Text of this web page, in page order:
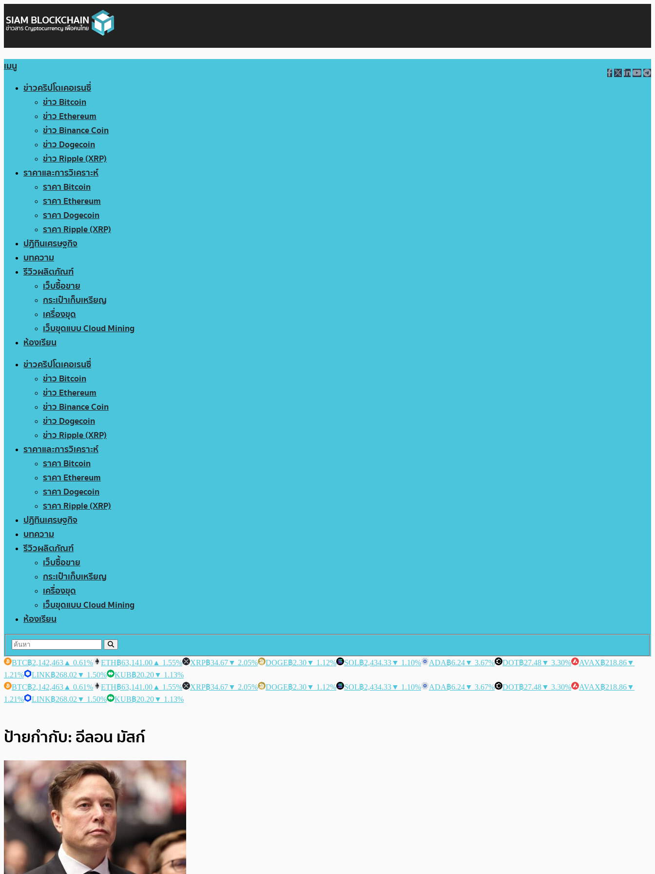
เมนู
ข่าวคริปโตเคอเรนซี่
ข่าว Bitcoin
ข่าว Ethereum
ข่าว Binance Coin
ข่าว Dogecoin
ข่าว Ripple (XRP)
ราคาและการวิเคราะห์
ราคา Bitcoin
ราคา Ethereum
ราคา Dogecoin
ราคา Ripple (XRP)
ปฏิทินเศรษฐกิจ
บทความ
รีวิวผลิตภัณฑ์
เว็บซื้อขาย
กระเป๋าเก็บเหรียญ
เครื่องขุด
เว็บขุดแบบ Cloud Mining
ห้องเรียน
ข่าวคริปโตเคอเรนซี่
ข่าว Bitcoin
ข่าว Ethereum
ข่าว Binance Coin
ข่าว Dogecoin
ข่าว Ripple (XRP)
ราคาและการวิเคราะห์
ราคา Bitcoin
ราคา Ethereum
ราคา Dogecoin
ราคา Ripple (XRP)
ปฏิทินเศรษฐกิจ
บทความ
รีวิวผลิตภัณฑ์
เว็บซื้อขาย
กระเป๋าเก็บเหรียญ
เครื่องขุด
เว็บขุดแบบ Cloud Mining
ห้องเรียน
BTC฿2,142,463 ▲ 0.61% ETH฿63,141.00 ▲ 1.55% XRP฿34.67▼ 2.05% DOGE฿2.30▼ 1.12% SOL฿2,434.33▼ 1.10% ADA฿6.24▼ 3.67% DOT฿27.48▼ 3.30% AVAX฿218.86▼
1.21%
LINK฿268.02 ▼ 1.50% KUB฿20.20▼ 1.13%
BTC฿2,142,463 ▲ 0.61% ETH฿63,141.00 ▲ 1.55% XRP฿34.67▼ 2.05% DOGE฿2.30▼ 1.12% SOL฿2,434.33▼ 1.10% ADA฿6.24▼ 3.67% DOT฿27.48▼ 3.30% AVAX฿218.86▼
1.21%
LINK฿268.02 ▼ 1.50% KUB฿20.20▼ 1.13%
ป้ายกำกับ: อีลอน มัสก์